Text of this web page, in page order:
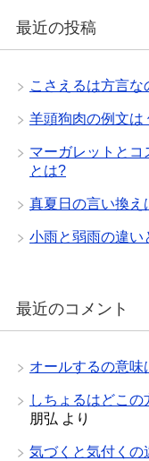
最近の投稿
こさえるは方言
羊頭狗肉の例文は
マーガレットとコ
とは?
真夏日の言い換え
小雨と弱雨の違い
最近のコメント
オールするの意味
しちょるはどこ
朋弘 より
気づくと気付くの